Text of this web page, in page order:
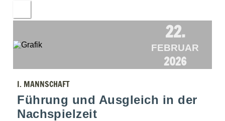
22.
FEBRUAR
2026
I. MANNSCHAFT
Führung und Ausgleich in der
Nachspielzeit